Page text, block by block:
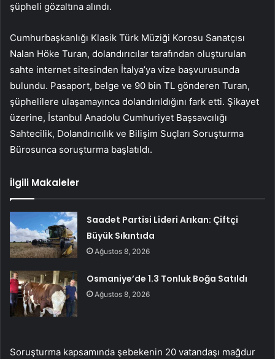
şüpheli gözaltına alındı.
Cumhurbaşkanlığı Klasik Türk Müziği Korosu Sanatçısı
Nalan Höke Turan, dolandırıcılar tarafından oluşturulan
sahte internet sitesinden İtalya’ya vize başvurusunda
bulundu. Pasaport, belge ve 90 bin TL gönderen Turan,
şüphelilere ulaşamayınca dolandırıldığını fark etti. Şikayet
üzerine, İstanbul Anadolu Cumhuriyet Başsavcılığı
Sahtecilik, Dolandırıcılık ve Bilişim Suçları Soruşturma
Bürosunca soruşturma başlatıldı.
İlgili Makaleler
Saadet Partisi Lideri Arıkan: Çiftçi
Büyük Sıkıntıda
Ağustos 8, 2026
Osmaniye’de 1.3 Tonluk Boğa Satıldı
Ağustos 8, 2026
Soruşturma kapsamında şebekenin 20 vatandaşı mağdur